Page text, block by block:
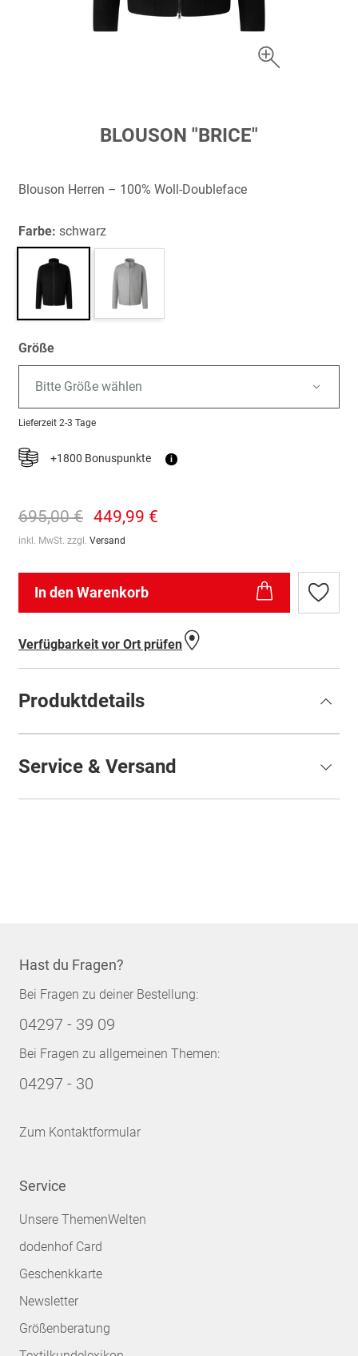
springen
BLOUSON "BRICE"
Blouson Herren – 100% Woll-Doubleface
Farbe: schwarz
Größe
Bitte Größe wählen
Lieferzeit 2-3 Tage
+1800 Bonuspunkte i
695,00 € 449,99 €
inkl. MwSt. zzgl. Versand
In den Warenkorb
Zur
Verfügbarkeit vor Ort prüfen
Produktdetails
Service & Versand
Hast du Fragen?
Bei Fragen zu deiner Bestellung:
04297 - 39 09
Bei Fragen zu allgemeinen Themen:
04297 - 30
Zum Kontaktformular
Service
Unsere ThemenWelten
dodenhof Card
Geschenkkarte
Newsletter
Größenberatung